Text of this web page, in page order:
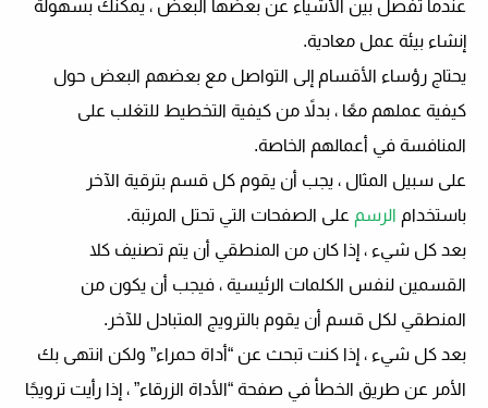
عندما تفصل بين الأشياء عن بعضها البعض ، يمكنك بسهولة
إنشاء بيئة عمل معادية.
يحتاج رؤساء الأقسام إلى التواصل مع بعضهم البعض حول
كيفية عملهم معًا ، بدلاً من كيفية التخطيط للتغلب على
المنافسة في أعمالهم الخاصة.
على سبيل المثال ، يجب أن يقوم كل قسم بترقية الآخر
باستخدام الرسم على الصفحات التي تحتل المرتبة.
بعد كل شيء ، إذا كان من المنطقي أن يتم تصنيف كلا
القسمين لنفس الكلمات الرئيسية ، فيجب أن يكون من
المنطقي لكل قسم أن يقوم بالترويج المتبادل للآخر.
بعد كل شيء ، إذا كنت تبحث عن “أداة حمراء” ولكن انتهى بك
الأمر عن طريق الخطأ في صفحة “الأداة الزرقاء” ، إذا رأيت ترويجًا